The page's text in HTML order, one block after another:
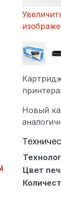
Новый
Цвет